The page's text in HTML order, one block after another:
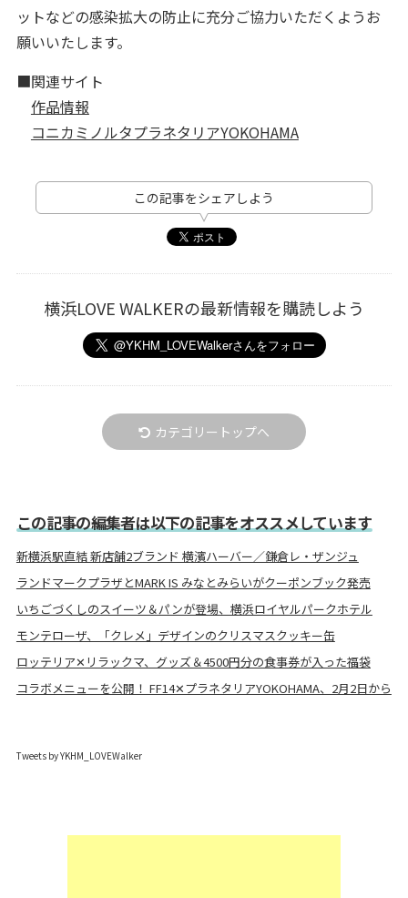
ットなどの感染拡大の防止に充分ご協力いただくようお
願いいたします。
■関連サイト
作品情報
コニカミノルタプラネタリアYOKOHAMA
この記事をシェアしよう
横浜LOVE WALKERの最新情報を購読しよう
カテゴリートップへ
この記事の編集者は以下の記事をオススメしています
新横浜駅直結 新店舗2ブランド 横濱ハーバー／鎌倉レ・ザンジュ
ランドマークプラザとMARK IS みなとみらいがクーポンブック発売
いちごづくしのスイーツ＆パンが登場、横浜ロイヤルパークホテル
モンテローザ、「クレメ」デザインのクリスマスクッキー缶
ロッテリア✕リラックマ、グッズ＆4500円分の食事券が入った福袋
コラボメニューを公開！ FF14✕プラネタリアYOKOHAMA、2月2日から
Tweets by YKHM_LOVEWalker